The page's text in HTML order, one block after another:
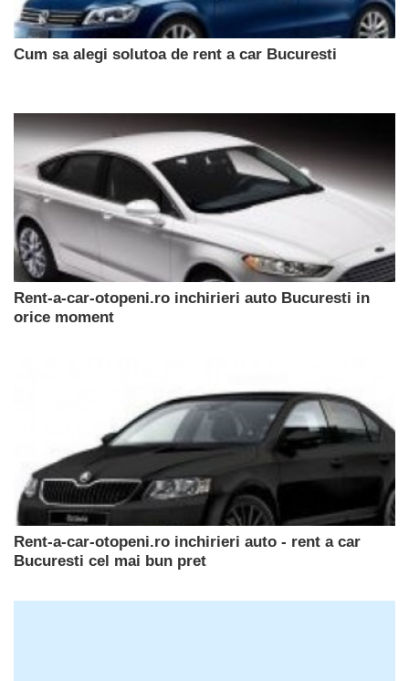
Cum sa alegi solutoa de rent a car Bucuresti
Rent-a-car-otopeni.ro inchirieri auto Bucuresti in
orice moment
Rent-a-car-otopeni.ro inchirieri auto - rent a car
Bucuresti cel mai bun pret